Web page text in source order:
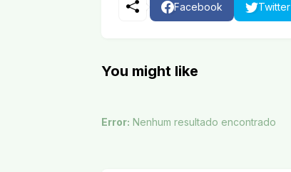
Facebook Twitter
You might like
Error: Nenhum resultado encontrado